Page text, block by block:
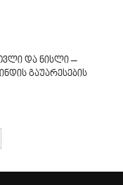
და ნისლი –
გაუარესების